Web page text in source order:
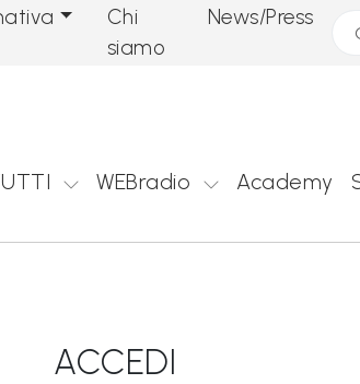
Chi
siamo
News/Press
WEBradio Academy
ACCEDI